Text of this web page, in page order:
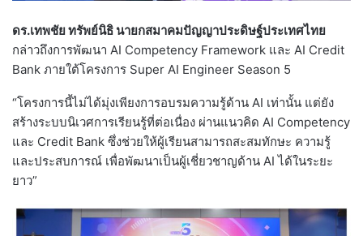
ดร.เทพชัย ทรัพย์นิธิ นายกสมาคมปัญญาประดิษฐ์ประเทศไทย
กล่าวถึงการพัฒนา AI Competency Framework และ AI Credit
Bank ภายใต้โครงการ Super AI Engineer Season 5
“โครงการนี้ไม่ได้มุ่งเพียงการอบรมความรู้ด้าน AI เท่านั้น แต่ยัง
สร้างระบบนิเวศการเรียนรู้ที่ต่อเนื่อง ผ่านแนวคิด AI Competency
และ Credit Bank ซึ่งช่วยให้ผู้เรียนสามารถสะสมทักษะ ความรู้
และประสบการณ์ เพื่อพัฒนาเป็นผู้เชี่ยวชาญด้าน AI ได้ในระยะ
ยาว”